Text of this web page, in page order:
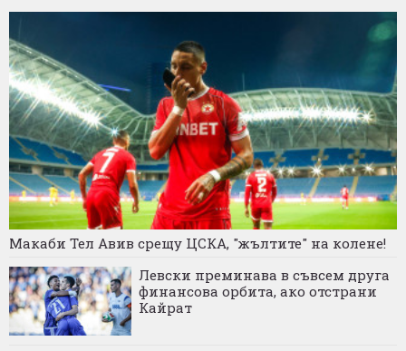
Макаби Тел Авив срещу ЦСКА, "жълтите" на колене!
Левски преминава в съвсем друга
финансова орбита, ако отстрани
Кайрат